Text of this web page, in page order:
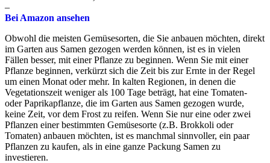
–
Bei Amazon ansehen
Obwohl die meisten Gemüsesorten, die Sie anbauen möchten, direkt
im Garten aus Samen gezogen werden können, ist es in vielen
Fällen besser, mit einer Pflanze zu beginnen. Wenn Sie mit einer
Pflanze beginnen, verkürzt sich die Zeit bis zur Ernte in der Regel
um einen Monat oder mehr. In kalten Regionen, in denen die
Vegetationszeit weniger als 100 Tage beträgt, hat eine Tomaten-
oder Paprikapflanze, die im Garten aus Samen gezogen wurde,
keine Zeit, vor dem Frost zu reifen. Wenn Sie nur eine oder zwei
Pflanzen einer bestimmten Gemüsesorte (z.B. Brokkoli oder
Tomaten) anbauen möchten, ist es manchmal sinnvoller, ein paar
Pflanzen zu kaufen, als in eine ganze Packung Samen zu
investieren.